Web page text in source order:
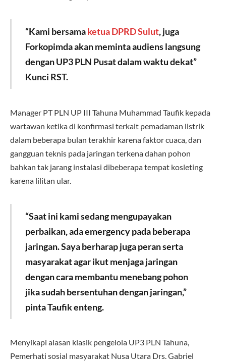
“Kami bersamaketua DPRD Sulut, juga
Forkopimda akan meminta audiens langsung
dengan UP3 PLN Pusat dalam waktu dekat”
Kunci RST.
Manager PT PLN UP III Tahuna Muhammad Taufik kepada
wartawan ketika di konfirmasi terkait pemadaman listrik
dalam beberapa bulan terakhir karena faktor cuaca, dan
gangguan teknis pada jaringan terkena dahan pohon
bahkan tak jarang instalasi dibeberapa tempat kosleting
karena lilitan ular.
“Saat ini kami sedang mengupayakan
perbaikan, ada emergency pada beberapa
jaringan. Saya berharap juga peran serta
masyarakat agar ikut menjaga jaringan
dengan cara membantu menebang pohon
jika sudah bersentuhan dengan jaringan,”
pinta Taufik enteng.
Menyikapi alasan klasik pengelola UP3 PLN Tahuna,
Pemerhati sosial masyarakat Nusa Utara Drs. Gabriel